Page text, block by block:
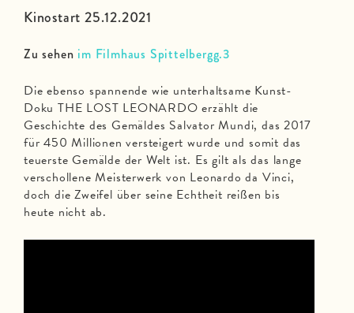
Kinostart 25.12.2021
Zu sehen im Filmhaus Spittelbergg.3
Die ebenso spannende wie unterhaltsame Kunst-
Doku THE LOST LEONARDO erzählt die
Geschichte des Gemäldes Salvator Mundi, das 2017
für 450 Millionen versteigert wurde und somit das
teuerste Gemälde der Welt ist. Es gilt als das lange
verschollene Meisterwerk von Leonardo da Vinci,
doch die Zweifel über seine Echtheit reißen bis
heute nicht ab.